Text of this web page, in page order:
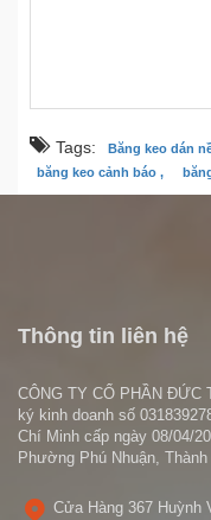
Tags: Băng keo dán
băng keo cảnh báo ,
Thông tin liên hệ
CÔNG TY CỔ PHẦN ĐỨC
ký kinh doanh số
Chí Minh cấp ngày 08/04/
Phường Phú Nhuận,
Cửa Hàng 367 Huỳnh